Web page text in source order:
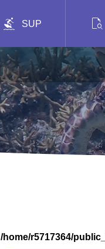
 SUP 
/home/r5717364/